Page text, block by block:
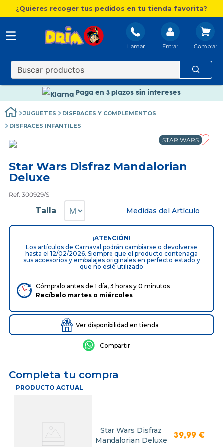
¿Quieres recoger tus pedidos en tu tienda favorita?
Llamar Entrar
Nuevo catálogo Aire Libre
Envío gratis. A partir de 60€(excepto Baleares)
Paga en 3 plazos sin intereses
Paga en 3 plazos sin intereses
JUGUETES
DISFRACES Y COMPLEMENTOS
DISFRACES INFANTILES
STAR WARS
Star Wars Disfraz Mandalorian
Deluxe
Ref. 300929/S
Talla Medidas del Artículo
¡ATENCIÓN!
Los artículos de Carnaval podrán cambiarse o devolverse
hasta el 12/02/2026. Siempre que el producto contenaga
sus accesorios y embalajes originales en perfecto estado y
que no esté utilizado
Cómpralo antes de 1 día, 3 horas y 0 minutos
Recíbelo martes o miércoles
Ver disponibilidad en tienda
Completa tu compra
PRODUCTO ACTUAL
Star Wars Disfraz
Mandalorian Deluxe
39,99 €